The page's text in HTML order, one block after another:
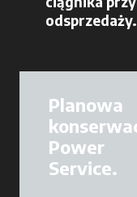
odsprzedaży.
Planowa
Power
Service.